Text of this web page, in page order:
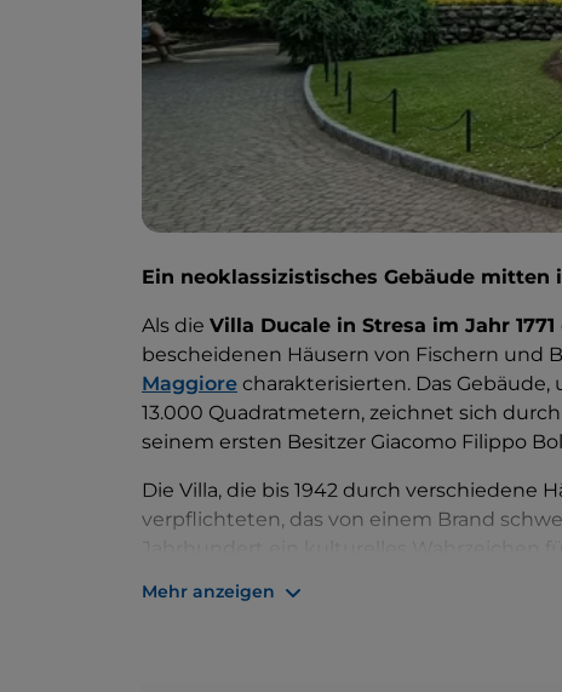
Ein neoklassizistisches Gebäude mitten
Als die Villa Ducale in Stresa im Jahr 1771
bescheidenen Häusern von Fischern und
Maggiore charakterisierten. Das
13.000 Quadratmetern, zeichnet sich
seinem ersten Besitzer Giacomo Filippo
Die Villa, die bis 1942 durch verschiedene
verpflichteten, das von einem Brand
Mehr anzeigen